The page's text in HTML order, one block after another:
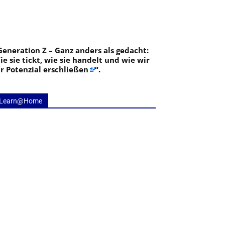
Z – Ganz anders als gedacht:
sie tickt, wie sie handelt und wie wir
Potenzial erschließen
“.
Learn@Home